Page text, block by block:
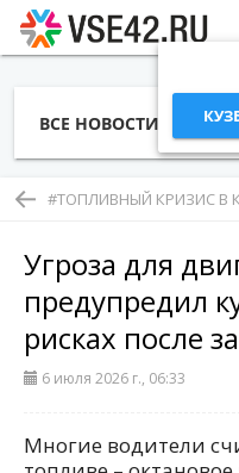
ВСЕ НОВОСТИ
Угроза для
предупредил
рисках после
6 июля 2026 г., 06:33
Многие водители